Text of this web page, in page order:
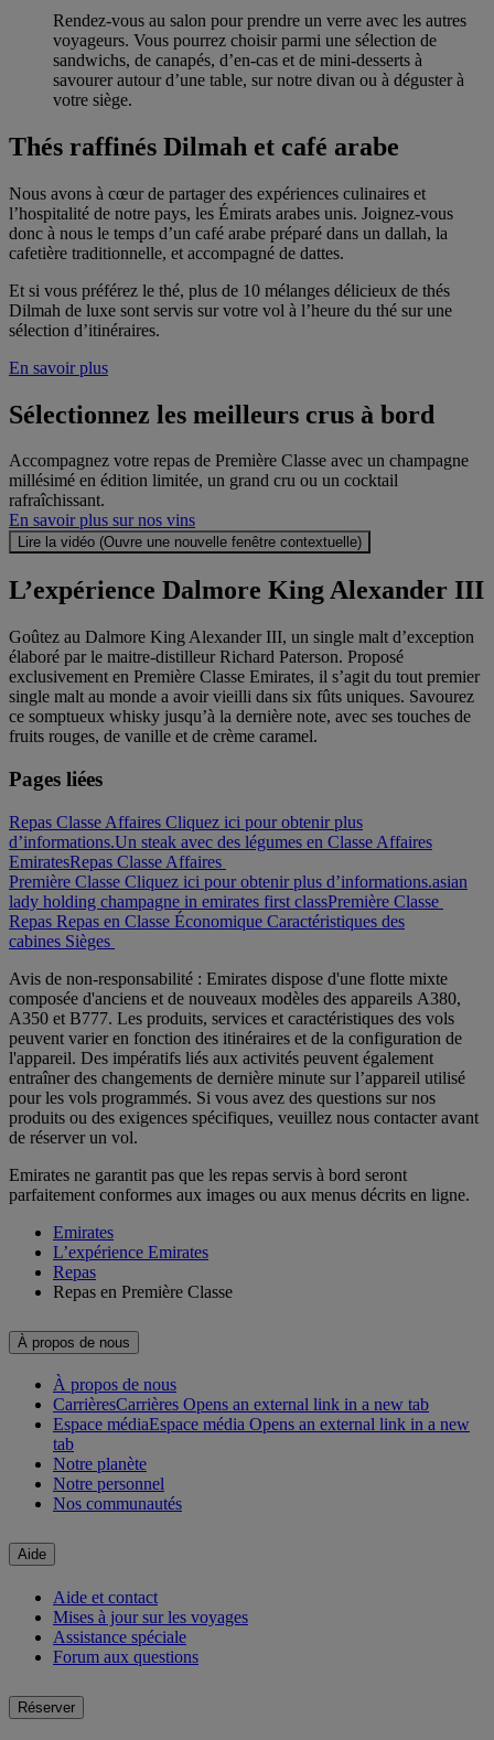
Rendez-vous au salon pour prendre un verre avec les autres
voyageurs. Vous pourrez choisir parmi une sélection de
sandwichs, de canapés, d’en-cas et de mini-desserts à
savourer autour d’une table, sur notre divan ou à déguster à
votre siège.
Thés raffinés Dilmah et café arabe
Nous avons à cœur de partager des expériences culinaires et
l’hospitalité de notre pays, les Émirats arabes unis. Joignez-vous
donc à nous le temps d’un café arabe préparé dans un dallah, la
cafetière traditionnelle, et accompagné de dattes.
Et si vous préférez le thé, plus de 10 mélanges délicieux de thés
Dilmah de luxe sont servis sur votre vol à l’heure du thé sur une
sélection d’itinéraires.
En savoir plus
Sélectionnez les meilleurs crus à bord
Accompagnez votre repas de Première Classe avec un champagne
millésimé en édition limitée, un grand cru ou un cocktail
rafraîchissant.
En savoir plus sur nos vins
Lire la vidéo (Ouvre une nouvelle fenêtre contextuelle)
L’expérience Dalmore King Alexander III
Goûtez au Dalmore King Alexander III, un single malt d’exception
élaboré par le maitre-distilleur Richard Paterson. Proposé
exclusivement en Première Classe Emirates, il s’agit du tout premier
single malt au monde a avoir vieilli dans six fûts uniques. Savourez
ce somptueux whisky jusqu’à la dernière note, avec ses touches de
fruits rouges, de vanille et de crème caramel.
Pages liées
Repas Classe Affaires Cliquez ici pour obtenir plus
d’informations.Un steak avec des légumes en Classe Affaires
EmiratesRepas Classe Affaires
Première Classe Cliquez ici pour obtenir plus d’informations.asian
lady holding champagne in emirates first classPremière Classe
Repas Repas en Classe Économique Caractéristiques des
cabines Sièges
Avis de non-responsabilité : Emirates dispose d'une flotte mixte
composée d'anciens et de nouveaux modèles des appareils A380,
A350 et B777. Les produits, services et caractéristiques des vols
peuvent varier en fonction des itinéraires et de la configuration de
l'appareil. Des impératifs liés aux activités peuvent également
entraîner des changements de dernière minute sur l’appareil utilisé
pour les vols programmés. Si vous avez des questions sur nos
produits ou des exigences spécifiques, veuillez nous contacter avant
de réserver un vol.
Emirates ne garantit pas que les repas servis à bord seront
parfaitement conformes aux images ou aux menus décrits en ligne.
Emirates
L’expérience Emirates
Repas
Repas en Première Classe
À propos de nous
À propos de nous
CarrièresCarrières Opens an external link in a new tab
Espace médiaEspace média Opens an external link in a new
tab
Notre planète
Notre personnel
Nos communautés
Aide
Aide et contact
Mises à jour sur les voyages
Assistance spéciale
Forum aux questions
Réserver